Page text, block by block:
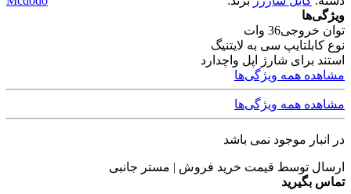
ویژگی‌ها
توان خروجی36 وات
نوع کابلتایپ سی به لایتنیگ
استند برای شارژ اپل واچدارد
مشاهده همه ویژگی‌ها
مشاهده همه ویژگی‌ها
در انبار موجود نمی باشد
ارسال توسط قیمت خرید فروش | مستر جانبی
تماس بگیرید